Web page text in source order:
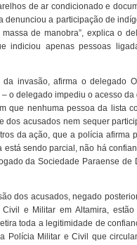
de ar condicionado e
denunciou a participação de
de manobra”, explica o
indiciou apenas pessoas
invasão, afirma o delegado
o delegado impediu o acesso da
que nenhuma pessoa da lista
dos acusados nem sequer
da ação, que a polícia afirma
sendo parcial, não há
da Sociedade Paraense de
dos acusados, negado
e Militar em Altamira, estão
toda a legitimidade de
Polícia Militar e Civil que